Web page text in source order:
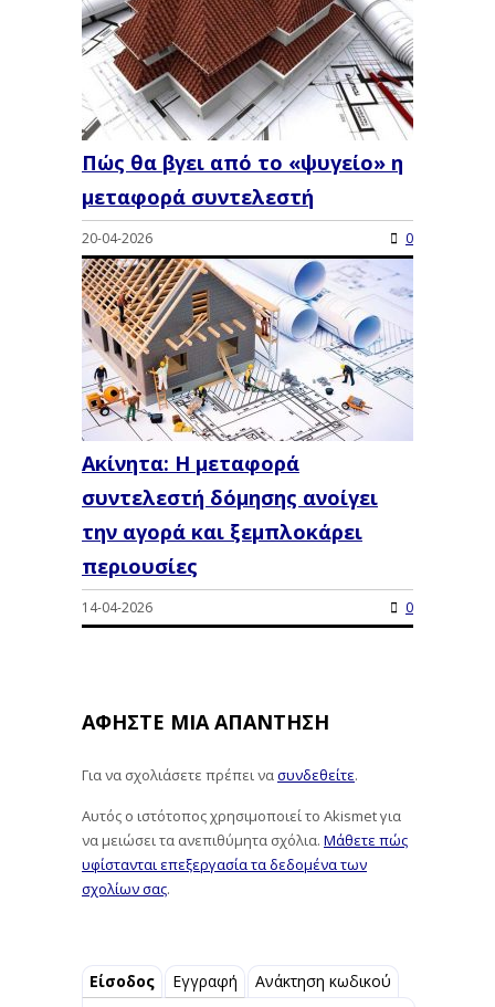
Πώς θα βγει από το «ψυγείο» η
μεταφορά συντελεστή
20-04-2026 0
Ακίνητα: Η μεταφορά
συντελεστή δόμησης ανοίγει
την αγορά και ξεμπλοκάρει
περιουσίες
14-04-2026 0
ΑΦΉΣΤΕ ΜΙΑ ΑΠΆΝΤΗΣΗ
Για να σχολιάσετε πρέπει νασυνδεθείτε.
Αυτός ο ιστότοπος χρησιμοποιεί το Akismet για
να μειώσει τα ανεπιθύμητα σχόλια. Μάθετε πώς
υφίστανται επεξεργασία τα δεδομένα των
σχολίων σας.
Είσοδος Εγγραφή Ανάκτηση κωδικού